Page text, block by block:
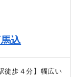
込
徒歩４分】幅広い